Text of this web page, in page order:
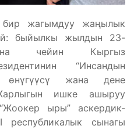
бир жагымдуу жаңылык
быйылкы жылдын 23-
чейин Кыргыз
“Инсандын
өнүгүүсү жана дене
ишке ашыруу
ыры” аскердик-
республикалык сынагы